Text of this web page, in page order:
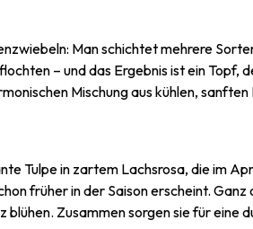
Man schichtet mehrere
– und das Ergebnis ist ein Topf,
Mischung aus kühlen, sanften
Tulpe in zartem Lachsrosa, die im
früher in der Saison erscheint.
Zusammen sorgen sie für eine